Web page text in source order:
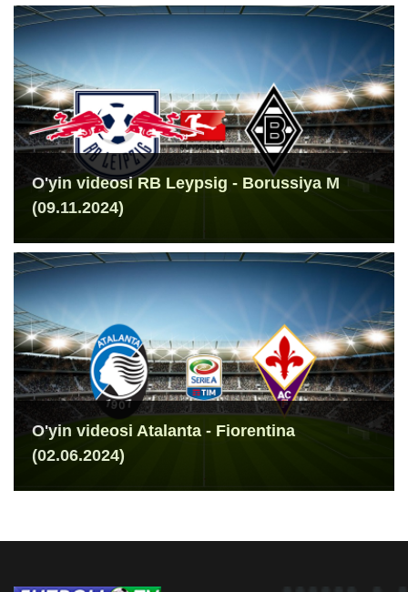
O'yin videosi RB Leypsig - Borussiya M
(09.11.2024)
O'yin videosi Atalanta - Fiorentina
(02.06.2024)